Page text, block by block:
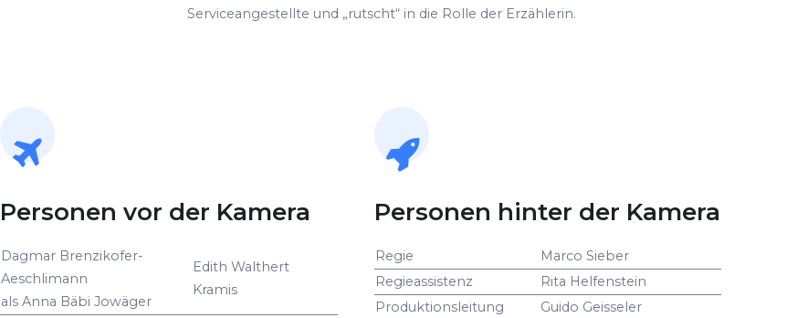
Serviceangestellte und „rutscht“ in die Rolle der Erzählerin.
Personen vor der Kamera
Dagmar Brenzikofer-
Aeschlimann
als Anna Bäbi Jowäger
Edith Walthert
Kramis
Personen hinter der Kamera
Regie
Marco Sieber
Regieassistenz
Rita Helfenstein
Produktionsleitung
Guido Geisseler